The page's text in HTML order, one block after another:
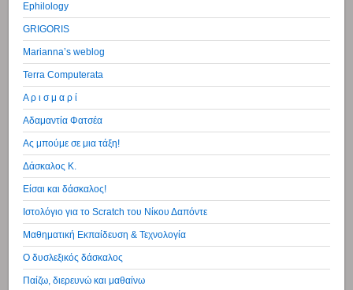
Ephilology
GRIGORIS
Marianna’s weblog
Terra Computerata
Α ρ ι σ μ α ρ ί
Αδαμαντία Φατσέα
Ας μπούμε σε μια τάξη!
Δάσκαλος Κ.
Είσαι και δάσκαλος!
Ιστολόγιο για το Scratch του Νίκου Δαπόντε
Μαθηματική Εκπαίδευση & Τεχνολογία
Ο δυσλεξικός δάσκαλος
Παίζω, διερευνώ και μαθαίνω